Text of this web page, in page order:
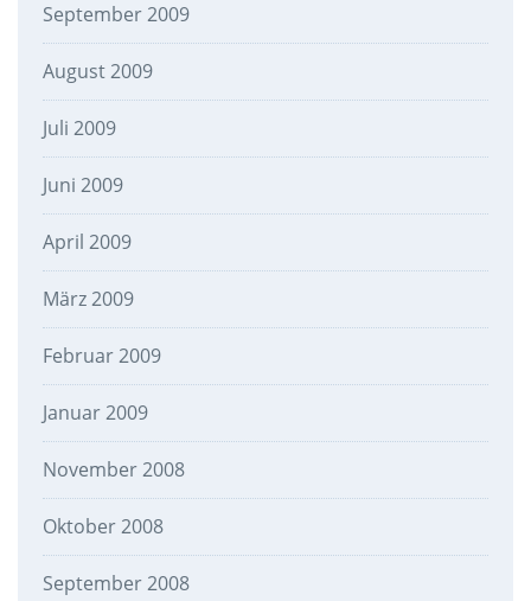
September 2009
August 2009
Juli 2009
Juni 2009
April 2009
März 2009
Februar 2009
Januar 2009
November 2008
Oktober 2008
September 2008